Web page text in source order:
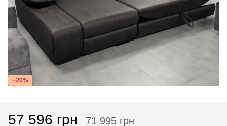
−20%
57 596 грн 71 995 грн